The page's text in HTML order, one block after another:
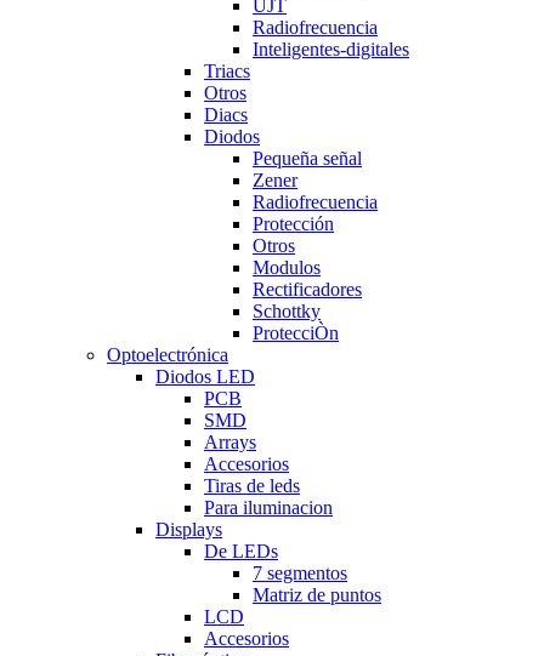
UJT
Radiofrecuencia
Inteligentes-digitales
Triacs
Otros
Diacs
Diodos
Pequeña señal
Zener
Radiofrecuencia
Protección
Otros
Modulos
Rectificadores
Schottky
ProtecciÒn
Optoelectrónica
Diodos LED
PCB
SMD
Arrays
Accesorios
Tiras de leds
Para iluminacion
Displays
De LEDs
7 segmentos
Matriz de puntos
LCD
Accesorios